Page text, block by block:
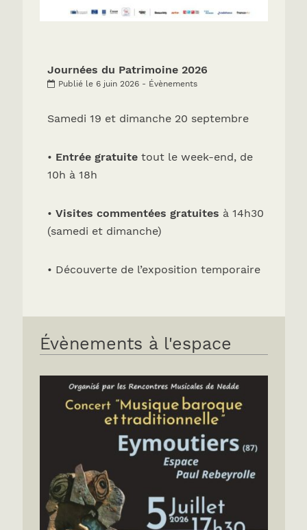
Journées du Patrimoine 2026
Publié le 6 juin 2026 - Évènements
Samedi 19 et dimanche 20 septembre
• Entrée gratuitetout le week-end, de
10h à 18h
• Visites commentées gratuites à 14h30
(samedi et dimanche)
• Découverte de l’exposition temporaire
Évènements à l'espace